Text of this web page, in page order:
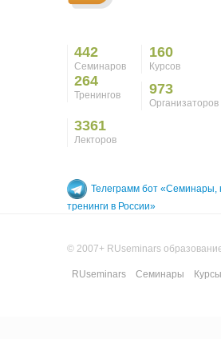
442
Семинаров
160
Курсов
264
Тренингов 973
Организаторов
3361
Лекторов
Телеграмм бот «Семинары,
тренинги в России»
© 2007+ RUseminars
RUseminars Семинары Курсы